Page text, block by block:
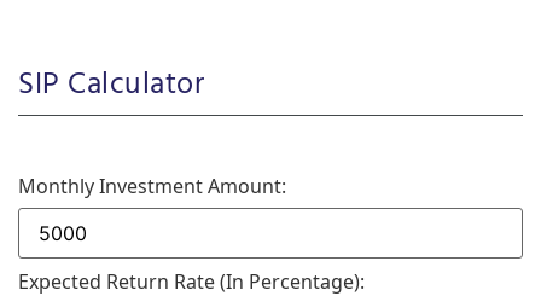
SIP Calculator
Monthly Investment Amount:
Expected Return Rate (in Percentage):